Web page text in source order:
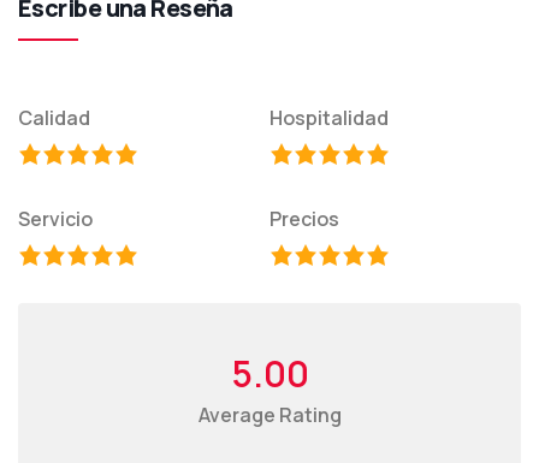
Escribe una Reseña
Calidad Hospitalidad
Servicio Precios
5.00
Average Rating